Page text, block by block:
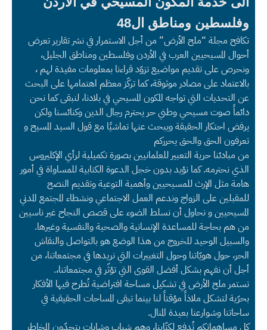
وفلسطين ومناطق ال48
تكافح مجلة “ملح الأرض” من أجل الاستمرار في نشر تقارير تعرض
أحوال المسيحيين العرب في الأردن وفلسطين ومناطق الجليل،
ونحرص على تقديم مواضيع تزوّد قراءنا بمعلومات مفيدة لهم ،
بالاعتماد على مصادر موثوقة، كما تركّز معظم اهتمامها على البحث
عن التحديات التي تواجه المكون المسيحي في بلادنا، لنبقى كما نحن
دائماً صوت مسيحي وطني حر يحترم رجال الدين وكنائسنا ولكن
يرفض احتكار الحقيقة ويبحث عنها تماشيًا مع قول السيد المسيح و
تعرفون الحق والحق يحرركم
من مبادئنا حرية التعبير للعلمانيين بصورة تكميلية لرأي الإكليروس
الذي نحترمه. كما نؤيد بدون خجل الدعوة الكتابية للمساواة في أمور
هامة مثل الإرث للمسيحيين وأهمية التوعية وتقديم النصح
للمقبلين على الزواج وندعم العمل الاجتماعي ونشطاء المجتمع المدني
المسيحيين و نحاول أن نسلط الضوء على قصص النجاح غير ناسيين
من هم بحاجة للمساعدة الإنسانية والصحية والنفسية وغيرها.
والسبيل الوحيد للخروج من هذا الوضع هو بالتواصل والنقاش
الحر، حول هويّاتنا وحول التغييرات التي نريدها في مجتمعاتنا، من
أجل أن نفهم بشكل أفضل القوى التي تؤثّر في مجتمعاتنا،.
تستمر ملح الأرض في تشكيل مساحة افتراضية تُطرح فيها الأفكار
بحرّية لتشكل ملاذاً مؤقتاً لنا بينما تبقى المساحات الحقيقية في
ساحاتنا وشوارعنا بعيدة المنال.